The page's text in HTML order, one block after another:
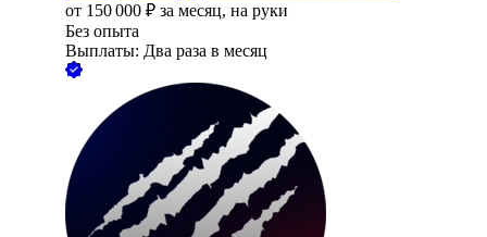
от 150 000 ₽ за месяц, на руки
Без опыта
Выплаты: Два раза в месяц